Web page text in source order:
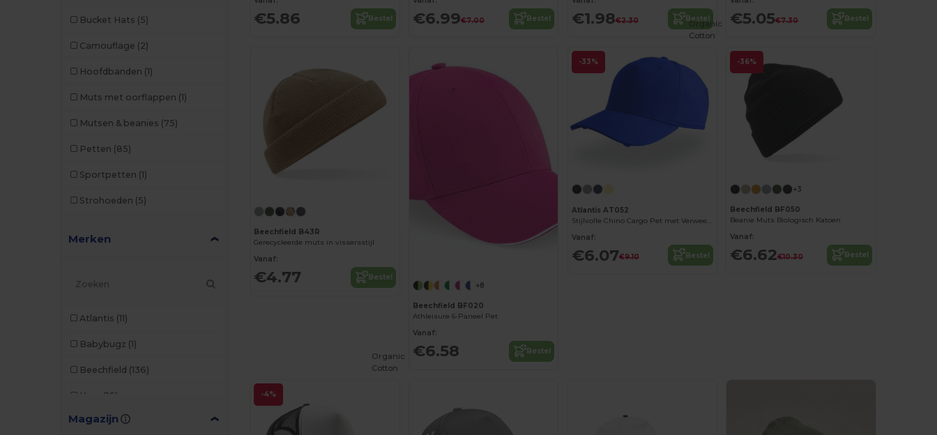
Bucket Hats (5)
Camouflage (2)
Hoofdbanden (1)
Muts met oorflappen (1)
Mutsen & beanies (75)
Petten (85)
Sportpetten (1)
Strohoeden (5)
Merken
Atlantis (11)
Babybugz (1)
Beechfield (136)
K-up (16)
Piccolio (1)
Magazijn
€5.86 Bestel €6.99€7.00 Bestel €1.98€2.30 Bestel €5.05€7.30 Bestel
Beechfield B43R
Gerecycleerde muts in vissersstijl
Vanaf:
€4.77
Bestel
+8
Beechfield BF020
Athleisure 6-Paneel Pet
Vanaf:
€6.58 Bestel
-33%
Atlantis AT052
Stijlvolle Chino Cargo Pet met Verweerde Look
Vanaf:
€6.07€9.10 Bestel
-36%
Organic
Cotton
+3
Beechfield BF050
Beanie Muts Biologisch Katoen
Vanaf:
€6.62€10.30 Bestel
-4%
Organic
Cotton